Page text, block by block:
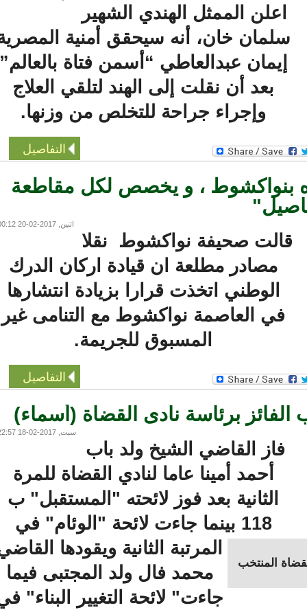
اعلن الممثل الهندي الشهير
سلمان خان، أنه سيحقق أمنية المصرية
إيمان عبدالعاطي “أسمن فتاة بالعالم”
بعد أن نقلت إلى الهند لتلقي العلاج
وإجراء جراحة للتخلص من وزنها.
التفاصيل
بنواكشوط ، و يخصص لكل مقاطعة
اثنين, 2017-02-20 00:12
قالت صحيفة نواكشوط نقلا
مصادر مطلعة ان قيادة اركان الدرك
الوطني اتخذت قرارا بزيادة انتشارها
في العاصمة نواكشوط مع التنامى غير
المسبوق للجريمة.
التفاصيل
برئاسة نادى القضاة (أسماء)
سبت, 2017-02-18 22:57
المنتخب
فاز القاضي الشيخ ولد باب
أحمد أمينا عاما لنادي القضاة للمرة
الثانية بعد فوز لائحته "المستقبل" ب
118 بينما جاءت لائحة "الوئام" في
المرتبة الثانية ويقودها القاضي
محمد فال ولد المجتبى فيما
جاءت" لائحة التغيير البناء" في